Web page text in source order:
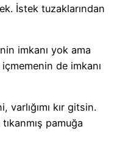
İstek tuzaklarından
imkanı yok ama
de imkanı
varlığımı kır gitsin.
pamuğa